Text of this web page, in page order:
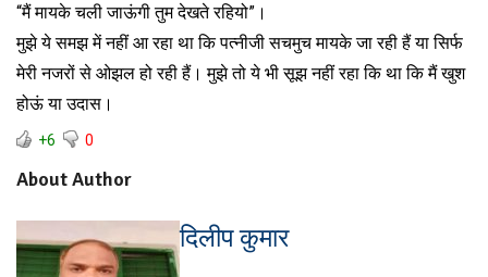
“मैं मायके चली जाऊंगी तुम देखते रहियो”।
मुझे ये समझ में नहीं आ रहा था कि पत्नीजी सचमुच मायके जा रही हैं या सिर्फ
मेरी नजरों से ओझल हो रही हैं। मुझे तो ये भी सूझ नहीं रहा कि था कि मैं खुश
होऊं या उदास।
+6 0
About Author
दिलीप कुमार